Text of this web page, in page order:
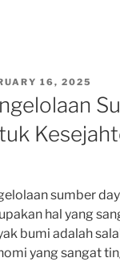
16, 2025
sumber
hal yang
bumi adalah
yang sangat